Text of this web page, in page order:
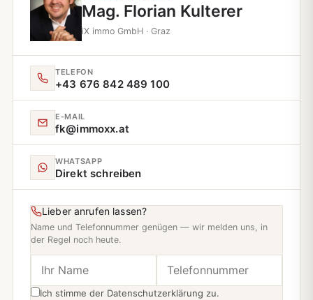
Mag. Florian Kulterer
iX immo GmbH · Graz
TELEFON
+43 676 842 489 100
E‑MAIL
fk@immoxx.at
WHATSAPP
Direkt schreiben
Lieber anrufen lassen?
Name und Telefonnummer genügen — wir melden uns, in
der Regel noch heute.
Ich stimme der Datenschutzerklärung zu.